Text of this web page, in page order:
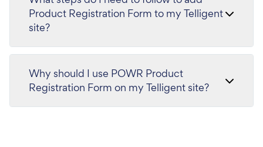
Product Registration Form to my Telligent
site?
Why should I use POWR Product
Registration Form on my Telligent site?